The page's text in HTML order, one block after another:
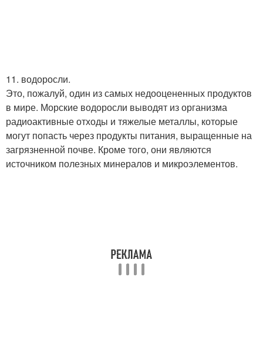
11. водоросли.
Это, пожалуй, один из самых недооцененных продуктов
в мире. Морские водоросли выводят из организма
радиоактивные отходы и тяжелые металлы, которые
могут попасть через продукты питания, выращенные на
загрязненной почве. Кроме того, они являются
источником полезных минералов и микроэлементов.